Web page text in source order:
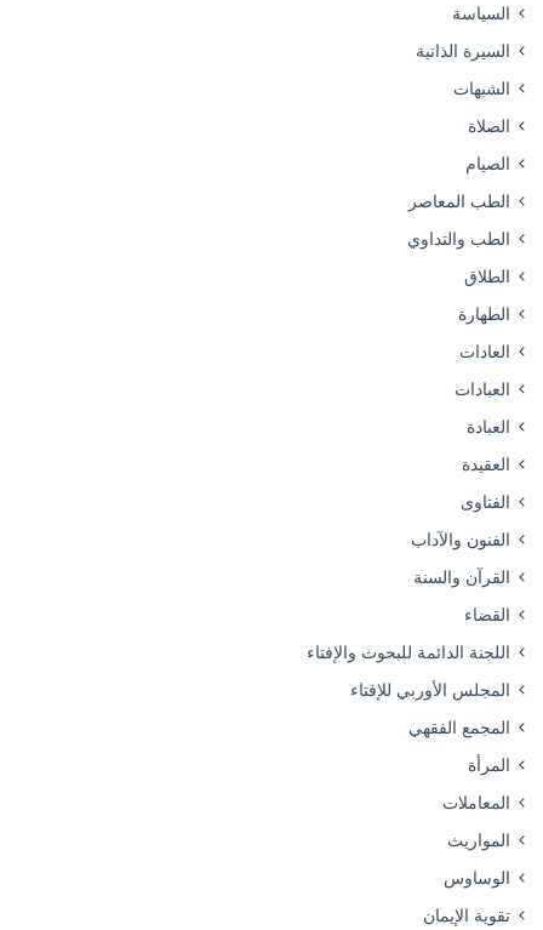
السياسة
السيرة الذاتية
الشبهات
الصلاة
الصيام
الطب المعاصر
الطب والتداوي
الطلاق
الطهارة
العادات
العبادات
العبادة
العقيدة
الفتاوى
الفنون والآداب
القرآن والسنة
القضاء
اللجنة الدائمة للبحوث والإفتاء
المجلس الأوربي للإفتاء
المجمع الفقهي
المرأة
المعاملات
المواريث
الوساوس
تقوية الإيمان